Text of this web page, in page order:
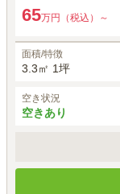
65万円（税込）～
面積/特徴
3.3㎡ 1坪
空き状況
空きあり
価格には、墓地永代